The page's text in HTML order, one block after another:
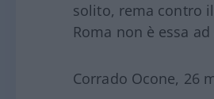
solito, rema contro
Roma non è essa
Corrado Ocone, 26